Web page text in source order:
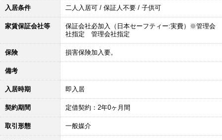
入居条件 二人入居可 / 保証人不要 / 子供可
家賃保証会社等
保証会社必加入（日本セーフティー:実費）※管理会
社指定 管理会社指定
保険 損害保険加入要。
備考
入居時期 即入居
契約期間 定借契約：2年0ヶ月間
取引形態 一般媒介